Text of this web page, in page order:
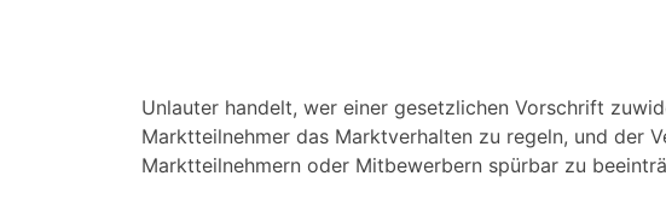
Unlauter handelt, wer einer gesetzlichen Vorschrift
Marktteilnehmer das Marktverhalten zu regeln, und der
Marktteilnehmern oder Mitbewerbern spürbar zu